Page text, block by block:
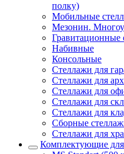
полку)
Мобильные
Мезонин.
Гравитационные
Набивные
Консольные
Стеллажи для
Стеллажи для
Стеллажи для
Стеллажи для
Стеллажи для
Сборные
Стеллажи для
Комплектующие для